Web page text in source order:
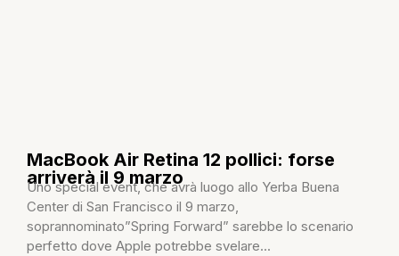
MacBook Air Retina 12 pollici: forse
arriverà il 9 marzo
Uno special event, che avrà luogo allo Yerba Buena
Center di San Francisco il 9 marzo,
soprannominato”Spring Forward” sarebbe lo scenario
perfetto dove Apple potrebbe svelare...